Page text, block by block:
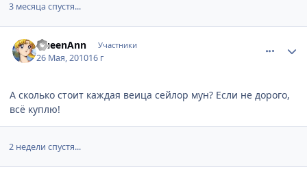
3 месяца спустя...
QueenAnn Участники
26 Мая, 201016 г
А сколько стоит каждая веица сейлор мун? Если не дорого,
всё куплю!
2 недели спустя...